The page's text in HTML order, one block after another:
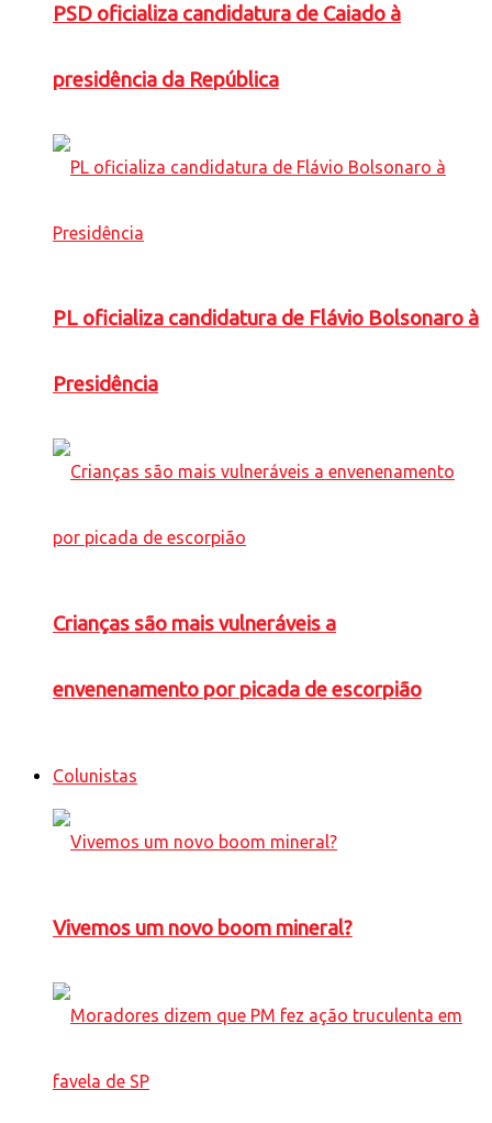
PSD oficializa candidatura de Caiado à
presidência da República
PL oficializa candidatura de Flávio Bolsonaro à
Presidência
Crianças são mais vulneráveis a
envenenamento por picada de escorpião
Colunistas
Vivemos um novo boom mineral?